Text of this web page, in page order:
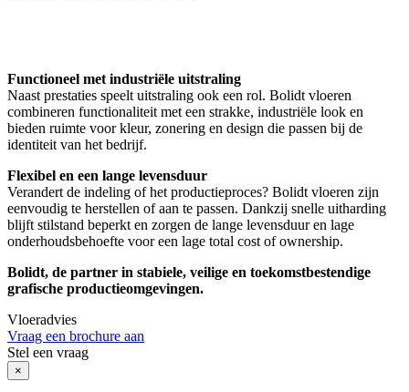
Functioneel met industriële uitstraling
Naast prestaties speelt uitstraling ook een rol. Bolidt vloeren
combineren functionaliteit met een strakke, industriële look en
bieden ruimte voor kleur, zonering en design die passen bij de
identiteit van het bedrijf.
Flexibel en een lange levensduur
Verandert de indeling of het productieproces? Bolidt vloeren zijn
eenvoudig te herstellen of aan te passen. Dankzij snelle uitharding
blijft stilstand beperkt en zorgen de lange levensduur en lage
onderhoudsbehoefte voor een lage total cost of ownership.
Bolidt, de partner in stabiele, veilige en toekomstbestendige
grafische productieomgevingen.
Vloeradvies
Vraag een brochure aan
Stel een vraag
×